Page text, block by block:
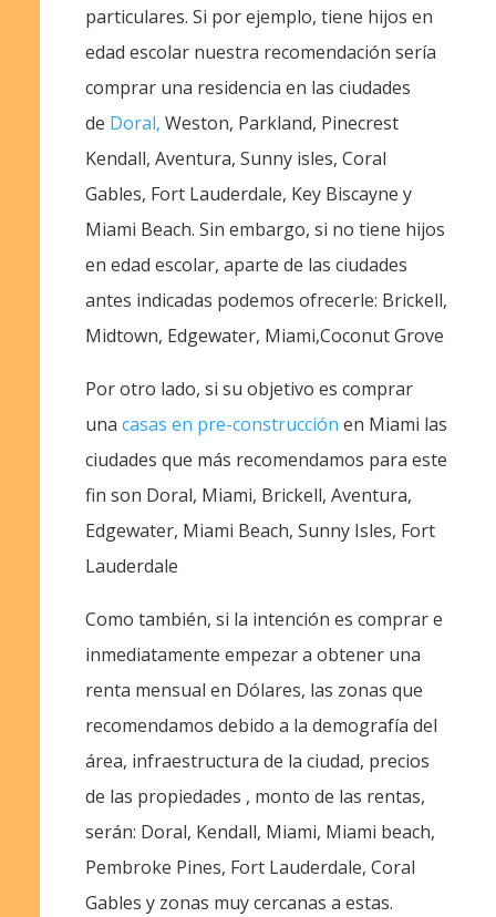
particulares. Si por ejemplo, tiene hijos en
edad escolar nuestra recomendación sería
comprar una residencia en las ciudades
de Doral, Weston, Parkland, Pinecrest
Kendall, Aventura, Sunny isles, Coral
Gables, Fort Lauderdale, Key Biscayne y
Miami Beach. Sin embargo, si no tiene hijos
en edad escolar, aparte de las ciudades
antes indicadas podemos ofrecerle: Brickell,
Midtown, Edgewater, Miami,Coconut Grove
Por otro lado, si su objetivo es comprar
una casas en pre-construcción en Miami las
ciudades que más recomendamos para este
fin son Doral, Miami, Brickell, Aventura,
Edgewater, Miami Beach, Sunny Isles, Fort
Lauderdale
Como también, si la intención es comprar e
inmediatamente empezar a obtener una
renta mensual en Dólares, las zonas que
recomendamos debido a la demografía del
área, infraestructura de la ciudad, precios
de las propiedades , monto de las rentas,
serán: Doral, Kendall, Miami, Miami beach,
Pembroke Pines, Fort Lauderdale, Coral
Gables y zonas muy cercanas a estas.